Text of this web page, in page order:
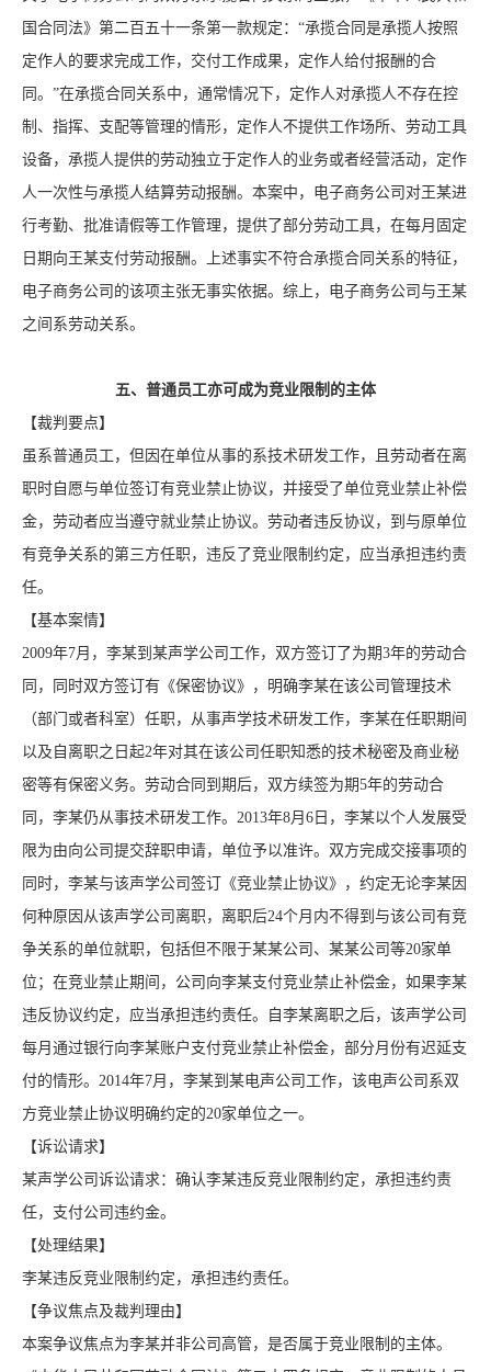
国合同法》第二百五十一条第一款规定：“承揽合同是承揽人按照
定作人的要求完成工作，交付工作成果，定作人给付报酬的合
同。”在承揽合同关系中，通常情况下，定作人对承揽人不存在控
制、指挥、支配等管理的情形，定作人不提供工作场所、劳动工具
设备，承揽人提供的劳动独立于定作人的业务或者经营活动，定作
人一次性与承揽人结算劳动报酬。本案中，电子商务公司对王某进
行考勤、批准请假等工作管理，提供了部分劳动工具，在每月固定
日期向王某支付劳动报酬。上述事实不符合承揽合同关系的特征，
电子商务公司的该项主张无事实依据。综上，电子商务公司与王某
之间系劳动关系。
五、普通员工亦可成为竞业限制的主体
【裁判要点】
虽系普通员工，但因在单位从事的系技术研发工作，且劳动者在离
职时自愿与单位签订有竞业禁止协议，并接受了单位竞业禁止补偿
金，劳动者应当遵守就业禁止协议。劳动者违反协议，到与原单位
有竞争关系的第三方任职，违反了竞业限制约定，应当承担违约责
任。
【基本案情】
2009年7月，李某到某声学公司工作，双方签订了为期3年的劳动合
同，同时双方签订有《保密协议》，明确李某在该公司管理技术
（部门或者科室）任职，从事声学技术研发工作，李某在任职期间
以及自离职之日起2年对其在该公司任职知悉的技术秘密及商业秘
密等有保密义务。劳动合同到期后，双方续签为期5年的劳动合
同，李某仍从事技术研发工作。2013年8月6日，李某以个人发展受
限为由向公司提交辞职申请，单位予以准许。双方完成交接事项的
同时，李某与该声学公司签订《竞业禁止协议》，约定无论李某因
何种原因从该声学公司离职，离职后24个月内不得到与该公司有竞
争关系的单位就职，包括但不限于某某公司、某某公司等20家单
位；在竞业禁止期间，公司向李某支付竞业禁止补偿金，如果李某
违反协议约定，应当承担违约责任。自李某离职之后，该声学公司
每月通过银行向李某账户支付竞业禁止补偿金，部分月份有迟延支
付的情形。2014年7月，李某到某电声公司工作，该电声公司系双
方竞业禁止协议明确约定的20家单位之一。
【诉讼请求】
某声学公司诉讼请求：确认李某违反竞业限制约定，承担违约责
任，支付公司违约金。
【处理结果】
李某违反竞业限制约定，承担违约责任。
【争议焦点及裁判理由】
本案争议焦点为李某并非公司高管，是否属于竞业限制的主体。